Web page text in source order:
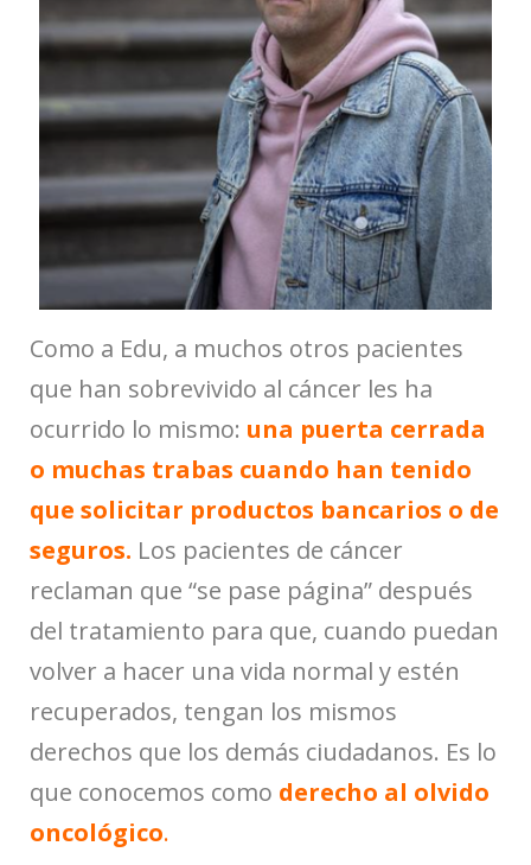
Como a Edu, a muchos otros pacientes
que han sobrevivido al cáncer les ha
ocurrido lo mismo: una puerta cerrada
o muchas trabas cuando han tenido
que solicitar productos bancarios o de
seguros. Los pacientes de cáncer
reclaman que “se pase página” después
del tratamiento para que, cuando puedan
volver a hacer una vida normal y estén
recuperados, tengan los mismos
derechos que los demás ciudadanos. Es lo
que conocemos como derecho al olvido
oncológico.